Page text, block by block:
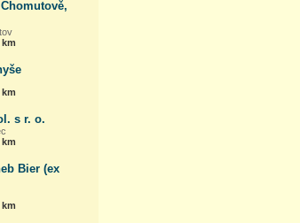
s r. o.
Bier (ex